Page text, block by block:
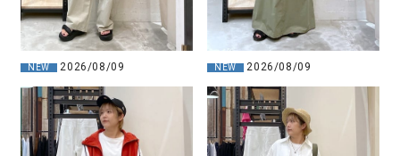
NEW 2026/08/09 NEW 2026/08/09